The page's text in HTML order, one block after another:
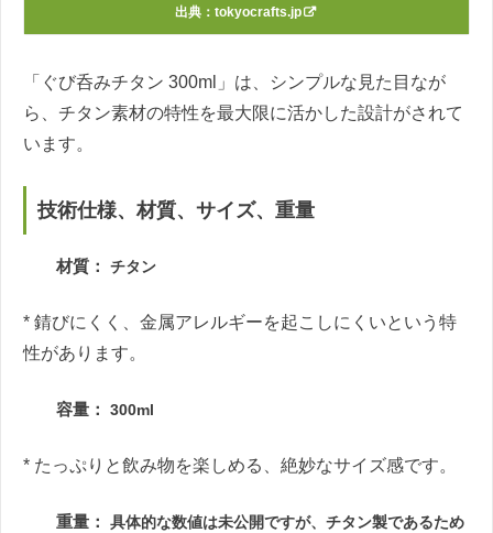
出典： tokyocrafts.jp
「ぐび呑みチタン 300ml」は、シンプルな見た目なが
ら、チタン素材の特性を最大限に活かした設計がされて
います。
技術仕様、材質、サイズ、重量
材質： チタン
* 錆びにくく、金属アレルギーを起こしにくいという特
性があります。
容量： 300ml
* たっぷりと飲み物を楽しめる、絶妙なサイズ感です。
重量：
具体的な数値は未公開ですが、チタン製であるため